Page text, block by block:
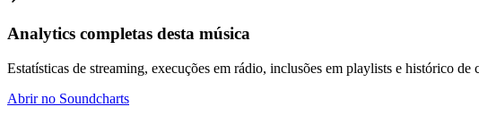
Analytics completas desta música
Estatísticas de streaming, execuções em rádio, inclusões em playlists e histórico de
Abrir no Soundcharts